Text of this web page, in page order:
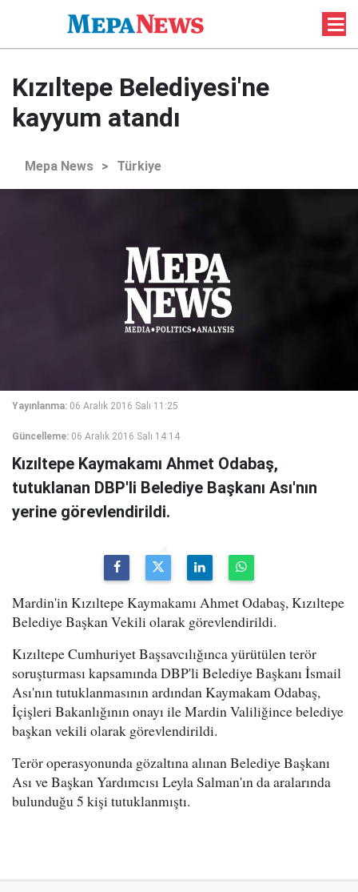
Kızıltepe Belediyesi'ne
kayyum atandı
Mepa News > Türkiye
Yayınlanma: 06 Aralık 2016 Salı 11:25
Güncelleme: 06 Aralık 2016 Salı 14:14
Kızıltepe Kaymakamı Ahmet Odabaş,
tutuklanan DBP'li Belediye Başkanı Ası'nın
yerine görevlendirildi.
Mardin'in Kızıltepe Kaymakamı Ahmet Odabaş, Kızıltepe
Belediye Başkan Vekili olarak görevlendirildi.
Kızıltepe Cumhuriyet Başsavcılığınca yürütülen terör
soruşturması kapsamında DBP'li Belediye Başkanı İsmail
Ası'nın tutuklanmasının ardından Kaymakam Odabaş,
İçişleri Bakanlığının onayı ile Mardin Valiliğince belediye
başkan vekili olarak görevlendirildi.
Terör operasyonunda gözaltına alınan Belediye Başkanı
Ası ve Başkan Yardımcısı Leyla Salman'ın da aralarında
bulunduğu 5 kişi tutuklanmıştı.